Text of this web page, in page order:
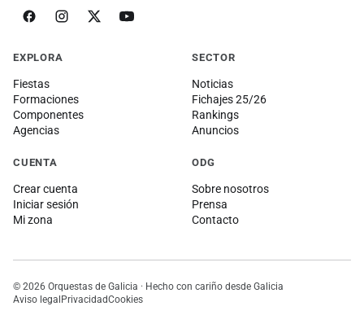
EXPLORA
Fiestas
Formaciones
Componentes
Agencias
SECTOR
Noticias
Fichajes 25/26
Rankings
Anuncios
CUENTA
Crear cuenta
Iniciar sesión
Mi zona
ODG
Sobre nosotros
Prensa
Contacto
© 2026 Orquestas de Galicia · Hecho con cariño desde Galicia
Aviso legalPrivacidadCookies